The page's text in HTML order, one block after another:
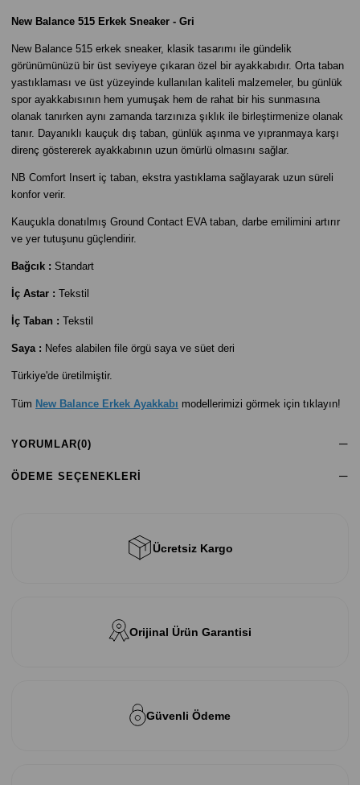
New Balance 515 Erkek Sneaker - Gri
New Balance 515 erkek sneaker, klasik tasarımı ile gündelik
görünümünüzü bir üst seviyeye çıkaran özel bir ayakkabıdır. Orta taban
yastıklaması ve üst yüzeyinde kullanılan kaliteli malzemeler, bu günlük
spor ayakkabısının hem yumuşak hem de rahat bir his sunmasına
olanak tanırken aynı zamanda tarzınıza şıklık ile birleştirmenize olanak
tanır. Dayanıklı kauçuk dış taban, günlük aşınma ve yıpranmaya karşı
direnç göstererek ayakkabının uzun ömürlü olmasını sağlar.
NB Comfort Insert iç taban, ekstra yastıklama sağlayarak uzun süreli
konfor verir.
Kauçukla donatılmış Ground Contact EVA taban, darbe emilimini artırır
ve yer tutuşunu güçlendirir.
Bağcık : Standart
İç Astar : Tekstil
İç Taban : Tekstil
Saya : Nefes alabilen file örgü saya ve süet deri
Türkiye'de üretilmiştir.
Tüm New Balance Erkek Ayakkabı modellerimizi görmek için tıklayın!
YORUMLAR(0)
ÖDEME SEÇENEKLERI
Ücretsiz Kargo
Orijinal Ürün Garantisi
Güvenli Ödeme